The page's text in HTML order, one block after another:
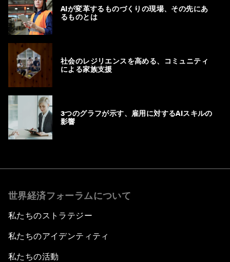
AIが変革するものづくりの現場、その先にあ
るものとは
社会のレジリエンスを高める、コミュニティ
による家族支援
3つのグラフが示す、雇用に対するAIスキルの
影響
世界経済フォーラムについて
私たちのストラテジー
私たちのアイデンティティ
私たちの活動